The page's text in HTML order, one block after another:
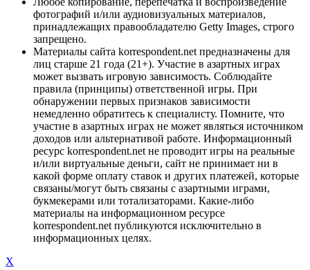
фотографий и/или аудиовизуальных материалов,
принадлежащих правообладателю Getty Images, строго
запрещено.
Материалы сайта korrespondent.net предназначены для
лиц старше 21 года (21+). Участие в азартных играх
может вызвать игровую зависимость. Соблюдайте
правила (принципы) ответственной игры. При
обнаружении первых признаков зависимости
немедленно обратитесь к специалисту. Помните, что
участие в азартных играх не может являться источником
доходов или альтернативой работе. Информационный
ресурс korrespondent.net не проводит игры на реальные
и/или виртуальные деньги, сайт не принимает ни в
какой форме оплату ставок и других платежей, которые
связаны/могут быть связаны с азартными играми,
букмекерами или тотализаторами. Какие-либо
материалы на информационном ресурсе
korrespondent.net публикуются исключительно в
информационных целях.
X